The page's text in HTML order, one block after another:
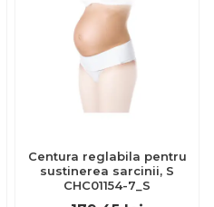
Centura reglabila pentru
sustinerea sarcinii, S
CHC01154-7_S